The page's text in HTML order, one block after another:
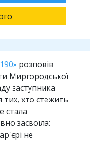
розповів
Миргородської
заступника
хто стежить
стала
засвоїла:
не